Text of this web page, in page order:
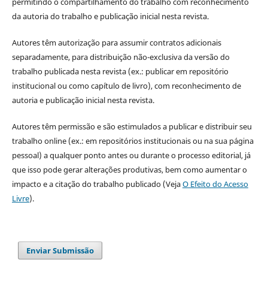
da autoria do trabalho e publicação inicial nesta revista.
Autores têm autorização para assumir contratos adicionais
separadamente, para distribuição não-exclusiva da versão do
trabalho publicada nesta revista (ex.: publicar em repositório
institucional ou como capítulo de livro), com reconhecimento de
autoria e publicação inicial nesta revista.
Autores têm permissão e são estimulados a publicar e distribuir seu
trabalho online (ex.: em repositórios institucionais ou na sua página
pessoal) a qualquer ponto antes ou durante o processo editorial, já
que isso pode gerar alterações produtivas, bem como aumentar o
impacto e a citação do trabalho publicado (VejaO Efeito do Acesso
Livre).
Enviar Submissão